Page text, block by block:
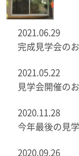
2021.06.29
完成見学会の
2021.05.22
見学会開催の
2020.11.28
今年最後の見
2020.09.26